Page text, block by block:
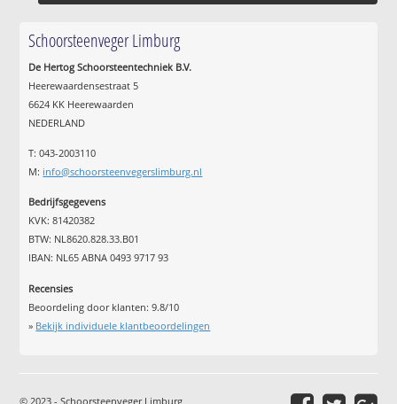
Schoorsteenveger Limburg
De Hertog Schoorsteentechniek B.V.
Heerewaardensestraat 5
6624 KK Heerewaarden
NEDERLAND
T: 043-2003110
M: info@schoorsteenvegerslimburg.nl
Bedrijfsgegevens
KVK: 81420382
BTW: NL8620.828.33.B01
IBAN: NL65 ABNA 0493 9717 93
Recensies
Beoordeling door klanten:9.8/10
» Bekijk individuele klantbeoordelingen
© 2023 - Schoorsteenveger Limburg